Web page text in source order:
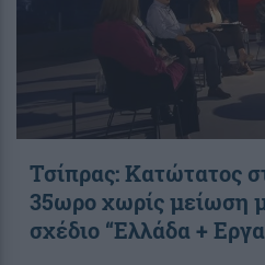
Τσίπρας: Κατώτατος
35ωρο χωρίς μείωση
σχέδιο “Ελλάδα +